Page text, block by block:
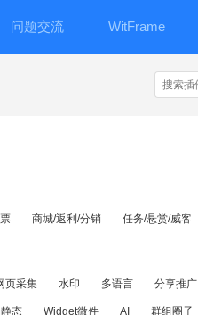
问题交流 WitFrame
商城/返利/分销 任务/悬赏/威客
页采集 水印 多语言 分享推广
态 Widget微件 AI 群组圈子